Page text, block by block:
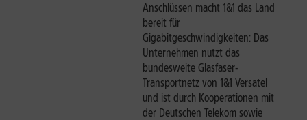
Anschlüssen macht 1&1 das Land
bereit für
Gigabitgeschwindigkeiten: Das
Unternehmen nutzt das
bundesweite Glasfaser-
Transportnetz von 1&1 Versatel
und ist durch Kooperationen mit
der Deutschen Telekom sowie